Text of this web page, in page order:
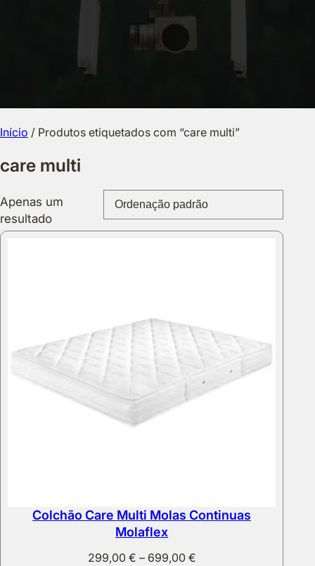
Início / Produtos etiquetados com “care multi”
care multi
Apenas um
resultado
Colchão Care Multi Molas Continuas
Molaflex
299,00 € – 699,00 €Price